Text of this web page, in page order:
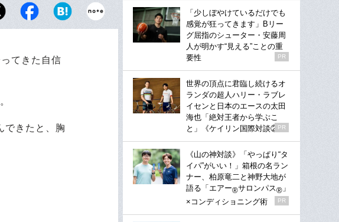
てきた自信
できたと、胸
「少しぼやけているだけでも
感覚が狂ってきます」Bリー
グ屈指のシューター・安藤周
人が明かす“見える”ことの重
要性
PR
世界の頂点に君臨し続けるオ
ランダの超人ハリー・ラブレ
イセンと日本のエースの太田
海也「絶対王者から学ぶこ
と」《ケイリン国際対談②》
PR
《山の神対談》「やっぱり“タ
イパ”がいい！」箱根の名ラン
ナー、柏原竜二と神野大地が
語る「エアー®サロンパス® 」
×コンディショニング術
PR